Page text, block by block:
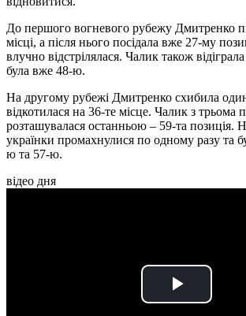
До першого вогневого рубежу Дмитренко
місці, а після нього посідала вже 27-му
влучно відстрілялася. Чалик також
була вже 48-ю.
На другому рубежі Дмитренко схибила
відкотилася на 36-те місце. Чалик з трьома
розташувалася останньою – 59-та позиція.
українки промахнулися по одному разу та
ю та 57-ю.
відео дня
Play